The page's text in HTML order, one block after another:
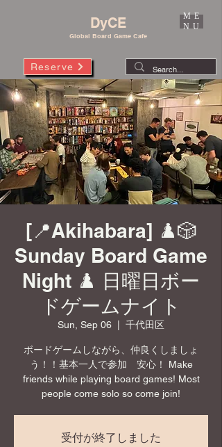
DyCE
Global Board Game Cafe
Reserve
ME
NU
[📍Akihabara] ♟️🎲
Sunday Board Game
Night ♟️ 日曜日ボー
ドゲームナイト
Sun, Sep 06 千代田区
ボードゲームしながら、仲良くしましょ
う！！基本一人で参加 安心！ Make
friends while playing board games! Most
people come solo so come join!
受付が終了しました